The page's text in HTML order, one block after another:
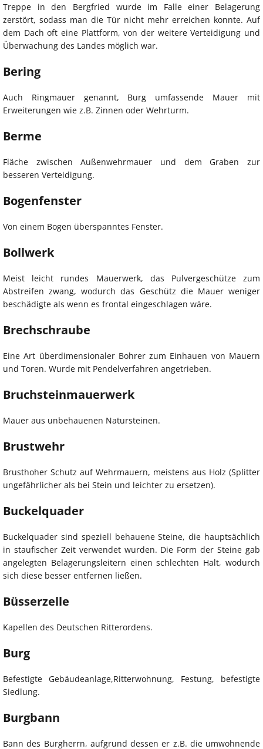
Treppe in den Bergfried wurde im Falle einer Belagerung
zerstört, sodass man die Tür nicht mehr erreichen konnte. Auf
dem Dach oft eine Plattform, von der weitere Verteidigung und
Überwachung des Landes möglich war.
Bering
Auch Ringmauer genannt, Burg umfassende Mauer mit
Erweiterungen wie z.B. Zinnen oder Wehrturm.
Berme
Fläche zwischen Außenwehrmauer und dem Graben zur
besseren Verteidigung.
Bogenfenster
Von einem Bogen überspanntes Fenster.
Bollwerk
Meist leicht rundes Mauerwerk, das Pulvergeschütze zum
Abstreifen zwang, wodurch das Geschütz die Mauer weniger
beschädigte als wenn es frontal eingeschlagen wäre.
Brechschraube
Eine Art überdimensionaler Bohrer zum Einhauen von Mauern
und Toren. Wurde mit Pendelverfahren angetrieben.
Bruchsteinmauerwerk
Mauer aus unbehauenen Natursteinen.
Brustwehr
Brusthoher Schutz auf Wehrmauern, meistens aus Holz (Splitter
ungefährlicher als bei Stein und leichter zu ersetzen).
Buckelquader
Buckelquader sind speziell behauene Steine, die hauptsächlich
in staufischer Zeit verwendet wurden. Die Form der Steine gab
angelegten Belagerungsleitern einen schlechten Halt, wodurch
sich diese besser entfernen ließen.
Büsserzelle
Kapellen des Deutschen Ritterordens.
Burg
Befestigte Gebäudeanlage,Ritterwohnung, Festung, befestigte
Siedlung.
Burgbann
Bann des Burgherrn, aufgrund dessen er z.B. die umwohnende